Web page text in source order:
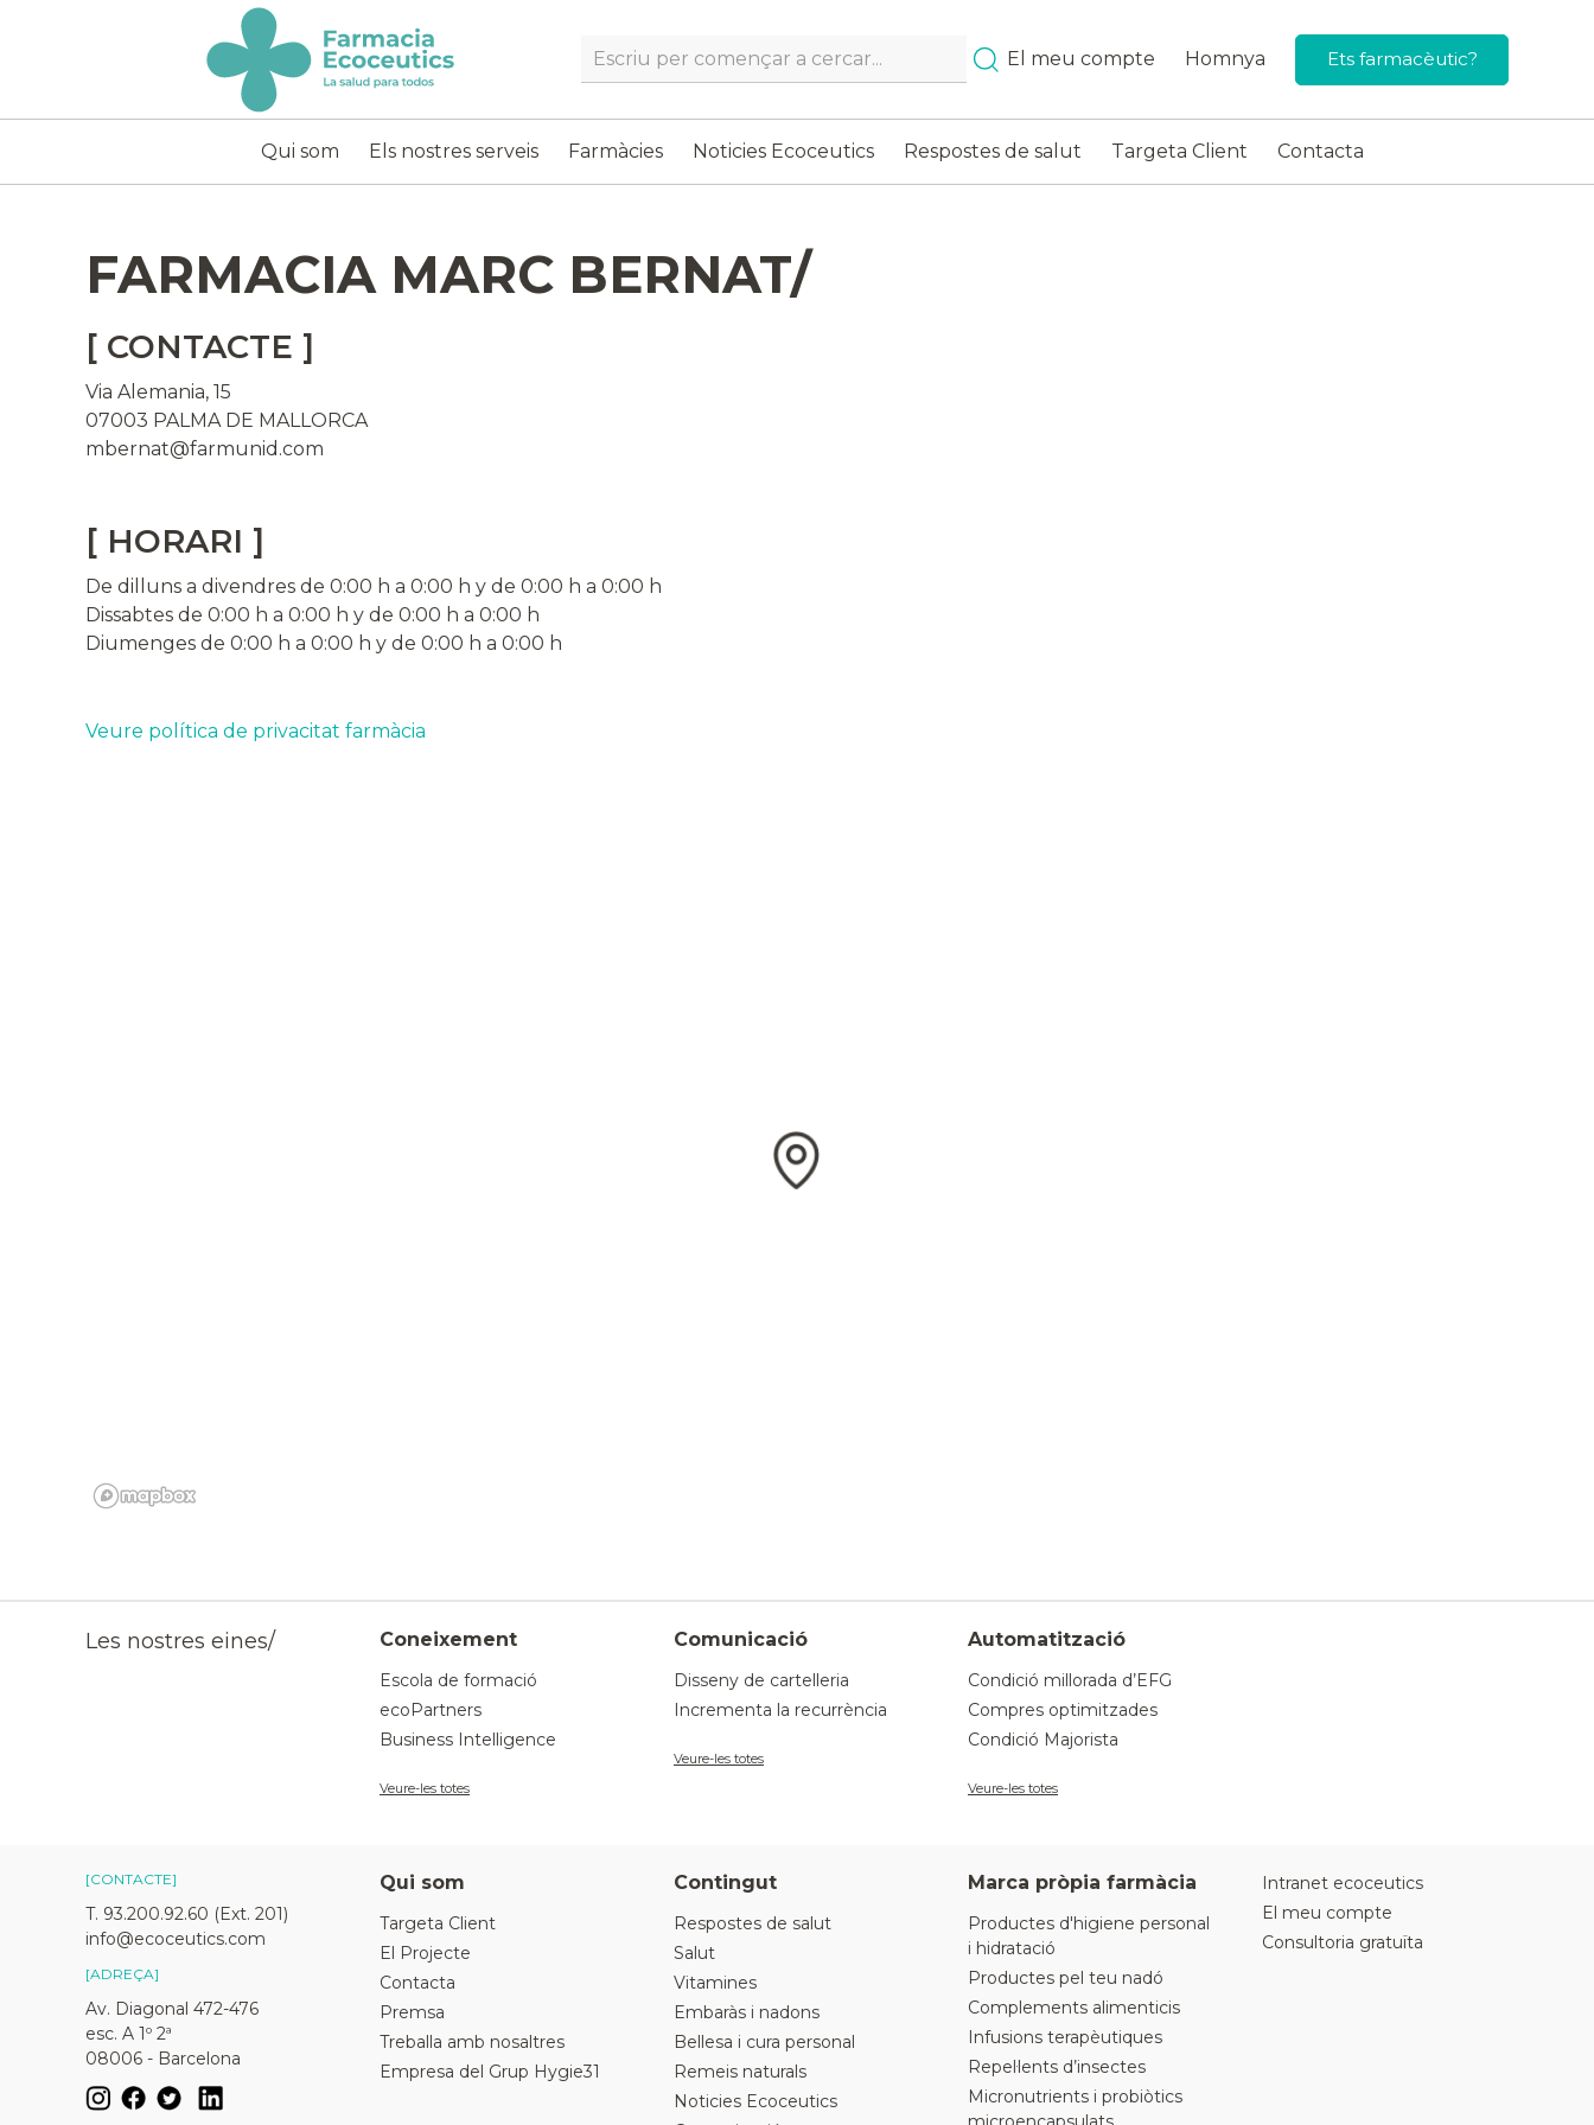
ecoceutics
Search… El meu compte Homnya Ets farmacèutic?
Qui som Els nostres serveis Farmàcies Noticies Ecoceutics Respostes de salut Targeta Client Contacta
FARMACIA MARC BERNAT/
[ CONTACTE ]
Via Alemania, 15
07003 PALMA DE MALLORCA
mbernat@farmunid.com
[ HORARI ]
De dilluns a divendres de 0:00 h a 0:00 h y de 0:00 h a 0:00 h
Dissabtes de 0:00 h a 0:00 h y de 0:00 h a 0:00 h
Diumenges de 0:00 h a 0:00 h y de 0:00 h a 0:00 h
Veure política de privacitat farmàcia
Les nostres eines/ Coneixement
Escola de formació
ecoPartners
Business Intelligence
Veure-les totes
Comunicació
Disseny de cartelleria
Incrementa la recurrència
Veure-les totes
Automatització
Condició millorada d’EFG
Compres optimitzades
Condició Majorista
Veure-les totes
[CONTACTE]
T. 93.200.92.60 (Ext. 201)
info@ecoceutics.com
[ADREÇA]
Av. Diagonal 472-476
esc. A 1º 2ª
08006 - Barcelona
Qui som
Targeta Client
El Projecte
Contacta
Premsa
Treballa amb nosaltres
Empresa del Grup Hygie31
Contingut
Respostes de salut
Salut
Vitamines
Embaràs i nadons
Bellesa i cura personal
Remeis naturals
Noticies Ecoceutics
Marca pròpia farmàcia
Productes d'higiene personal
i hidratació
Productes pel teu nadó
Complements alimenticis
Infusions terapèutiques
Repel·lents d’insectes
Micronutrients i probiòtics
Intranet ecoceutics
El meu compte
Consultoria gratuïta